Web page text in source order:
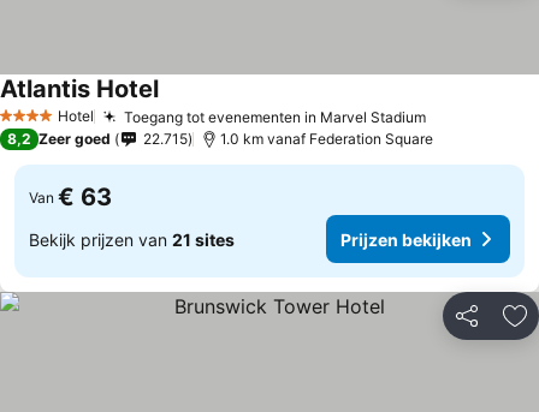
4 SterrenHotel Toegang tot evenementen in Marvel Stadium
Atlantis Hotel
8,2 Zeer goed 22.715 1.0 km vanaf Federation Square
Van € 63
Bekijk prijzen van 21 sites Prijzen bekijken
Delen